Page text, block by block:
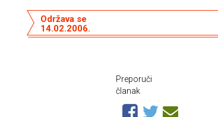
Održava se
14.02.2006.
Preporuči
članak